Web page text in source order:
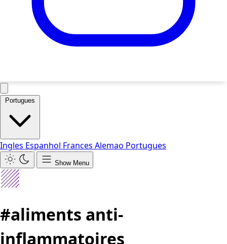
Portugues
Ingles Espanhol Frances Alemao Portugues
Show Menu
#aliments anti-
inflammatoires